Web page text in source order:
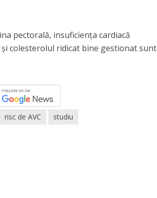
pectorală, insuficiența cardiacă
colesterolul ridicat bine gestionat sunt
risc de AVC studiu